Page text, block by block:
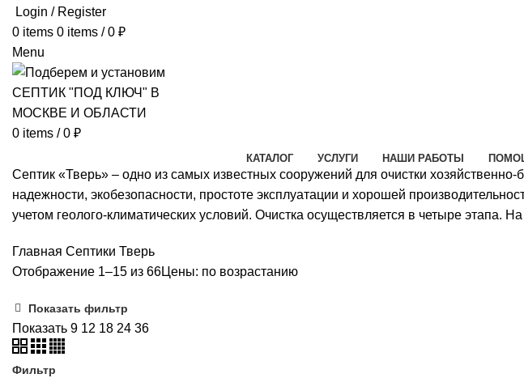
Login / Register
0 items 0 items / 0 ₽
Menu
0 items / 0 ₽
КАТАЛОГ УСЛУГИ НАШИ РАБОТЫ
Септик «Тверь» – одно из самых известных сооружений для очистки
надежности, экобезопасности, простоте эксплуатации и хорошей
учетом геолого-климатических условий. Очистка осуществляется в четыре этапа.
Главная Септики Тверь
Отображение 1–15 из 66Цены: по возрастанию
Показать фильтр
Показать 9 12 18 24 36
Фильтр